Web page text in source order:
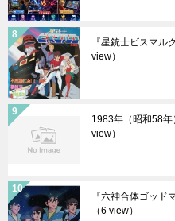
『星銃士ビスマル
view）
1983年（昭和58年
view）
『六神合体ゴッド
（6 view）